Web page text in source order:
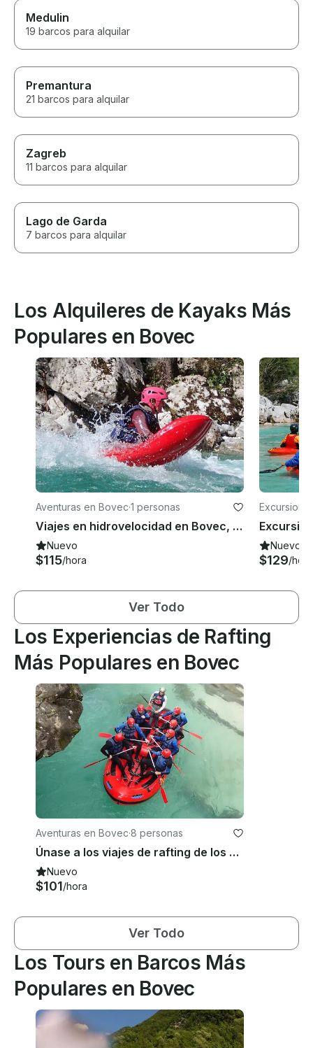
Medulin
19 barcos para alquilar
Premantura
21 barcos para alquilar
Zagreb
11 barcos para alquilar
Lago de Garda
7 barcos para alquilar
Los Alquileres de Kayaks Más
Populares en Bovec
Aventuras en Bovec·1 personas
Viajes en hidrovelocidad en Bovec, Eslovenia
Nuevo
$115/hora
Nuevo
$129/hora
Ver Todo
Los Experiencias de Rafting
Más Populares en Bovec
Aventuras en Bovec·8 personas
Únase a los viajes de rafting de los amantes de la emoción en Bovec, Eslovenia
Nuevo
$101/hora
Ver Todo
Los Tours en Barcos Más
Populares en Bovec